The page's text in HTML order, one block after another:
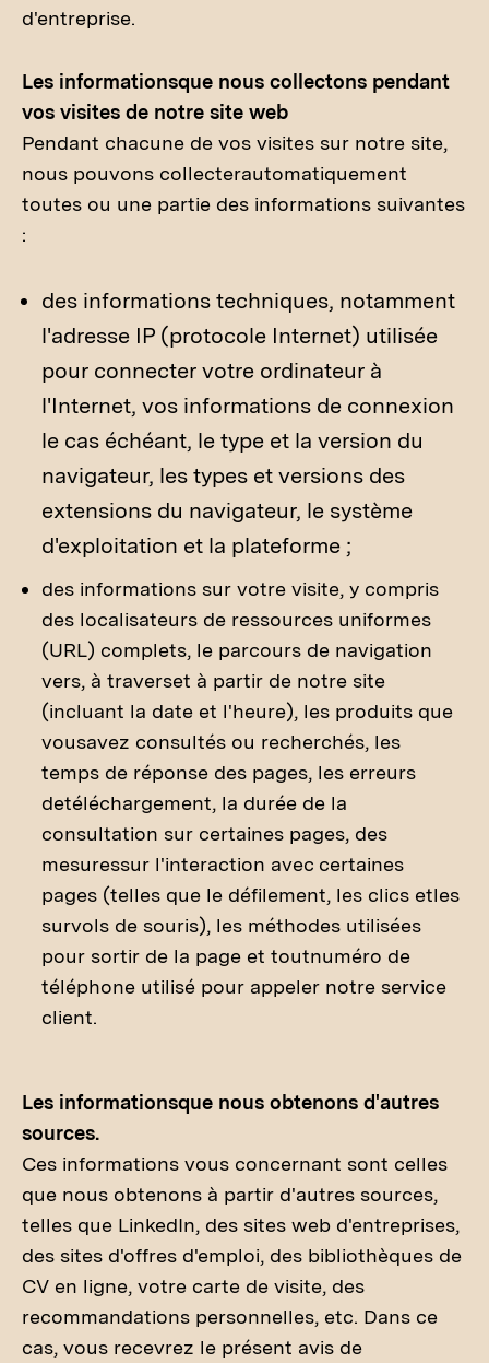
d'entreprise.
Les informationsque nous collectons pendant
vos visites de notre site web
Pendant chacune de vos visites sur notre site,
nous pouvons collecterautomatiquement
toutes ou une partie des informations suivantes
:
des informations techniques, notamment
l'adresse IP (protocole Internet) utilisée
pour connecter votre ordinateur à
l'Internet, vos informations de connexion
le cas échéant, le type et la version du
navigateur, les types et versions des
extensions du navigateur, le système
d'exploitation et la plateforme ;
des informations sur votre visite, y compris
des localisateurs de ressources uniformes
(URL) complets, le parcours de navigation
vers, à traverset à partir de notre site
(incluant la date et l'heure), les produits que
vousavez consultés ou recherchés, les
temps de réponse des pages, les erreurs
detéléchargement, la durée de la
consultation sur certaines pages, des
mesuressur l'interaction avec certaines
pages (telles que le défilement, les clics etles
survols de souris), les méthodes utilisées
pour sortir de la page et toutnuméro de
téléphone utilisé pour appeler notre service
client.
Les informationsque nous obtenons d'autres
sources.
Ces informations vous concernant sont celles
que nous obtenons à partir d'autres sources,
telles que LinkedIn, des sites web d'entreprises,
des sites d'offres d'emploi, des bibliothèques de
CV en ligne, votre carte de visite, des
recommandations personnelles, etc. Dans ce
cas, vous recevrez le présent avis de